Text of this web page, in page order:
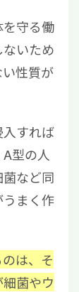
守る働
いため
性質が
すれば
型の人
など同
まく作
は、そ
菌やウ